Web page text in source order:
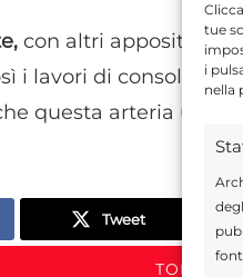
tue
i
nella
con altri appositi
i lavori di
questa arteria
Tweet
TORNA IN